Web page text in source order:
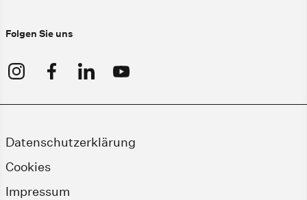
Folgen Sie uns
Datenschutzerklärung
Cookies
Impressum